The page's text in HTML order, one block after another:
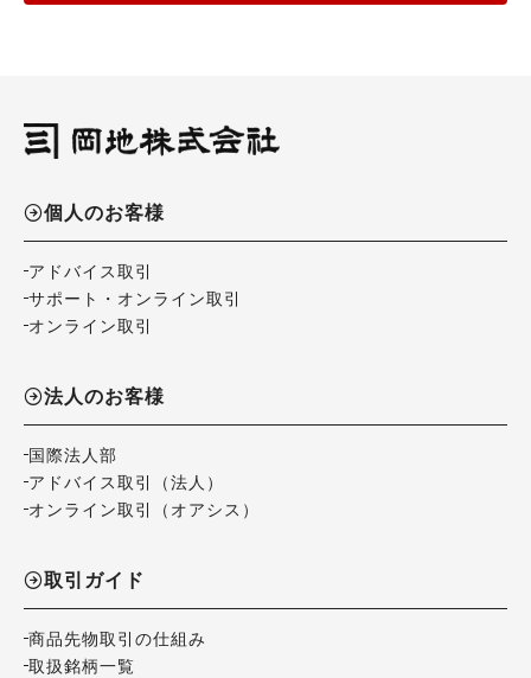
個人のお客様
アドバイス取引
サポート・オンライン取引
オンライン取引
法人のお客様
国際法人部
アドバイス取引（法人）
オンライン取引（オアシス）
取引ガイド
商品先物取引の仕組み
取扱銘柄一覧